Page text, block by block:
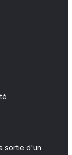
sortie d'un